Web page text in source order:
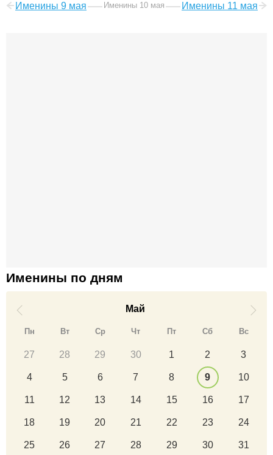
Именины 9 мая Именины 10 мая Именины 11 мая
Именины по дням
Май
Пн Вт Ср Чт Пт Сб Вс
27 28 29 30 1 2 3
4 5 6 7 8 9 10
11 12 13 14 15 16 17
18 19 20 21 22 23 24
25 26 27 28 29 30 31